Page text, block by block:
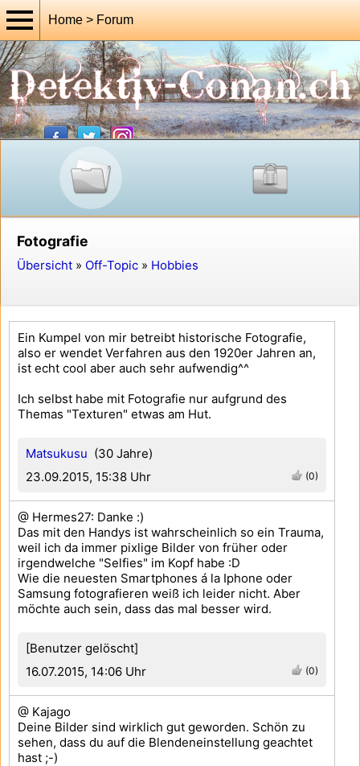
Home > Forum
Fotografie
Übersicht » Off-Topic » Hobbies
Matsukusu (30 Jahre)
23.09.2015, 15:38 Uhr
(0)
Ein Kumpel von mir betreibt historische Fotografie,
also er wendet Verfahren aus den 1920er Jahren an,
ist echt cool aber auch sehr aufwendig^^
Ich selbst habe mit Fotografie nur aufgrund des
Themas "Texturen" etwas am Hut.
[Benutzer gelöscht]
16.07.2015, 14:06 Uhr
(0)
@ Hermes27: Danke :)
Das mit den Handys ist wahrscheinlich so ein Trauma,
weil ich da immer pixlige Bilder von früher oder
irgendwelche "Selfies" im Kopf habe :D
Wie die neuesten Smartphones á la Iphone oder
Samsung fotografieren weiß ich leider nicht. Aber
möchte auch sein, dass das mal besser wird.
@ Kajago
Deine Bilder sind wirklich gut geworden. Schön zu
sehen, dass du auf die Blendeneinstellung geachtet
hast ;-)